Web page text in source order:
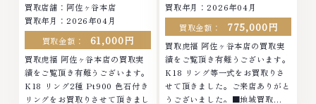
買取店舗：阿佐ヶ谷本店
買取年月：2026年04月
買取金額：
61,000円
買取虎福 阿佐ヶ谷本店の買取実
績をご覧頂き有難うございます。
K18 リング2種 Pt900 色石付き
リングをお買取りさせて頂きまし
買取年月：2026年04月
買取金額：
775,000円
買取虎福 阿佐ヶ谷本店の買取実
績をご覧頂き有難うございます。
K18 リング等一式をお買取りさ
せて頂きました。ご来店ありがと
うございました。■地域買取